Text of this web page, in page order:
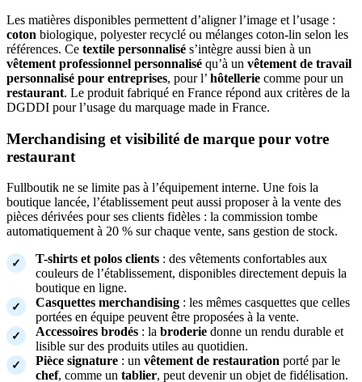
Les matières disponibles permettent d’aligner l’image et l’usage :
coton biologique, polyester recyclé ou mélanges coton-lin selon les
références. Ce textile personnalisé s’intègre aussi bien à un
vêtement professionnel personnalisé qu’à un vêtement de travail
personnalisé pour entreprises, pour l’ hôtellerie comme pour un
restaurant. Le produit fabriqué en France répond aux critères de la
DGDDI pour l’usage du marquage made in France.
Merchandising et visibilité de marque pour votre
restaurant
Fullboutik ne se limite pas à l’équipement interne. Une fois la
boutique lancée, l’établissement peut aussi proposer à la vente des
pièces dérivées pour ses clients fidèles : la commission tombe
automatiquement à 20 % sur chaque vente, sans gestion de stock.
T-shirts et polos clients : des vêtements confortables aux
couleurs de l’établissement, disponibles directement depuis la
boutique en ligne.
Casquettes merchandising : les mêmes casquettes que celles
portées en équipe peuvent être proposées à la vente.
Accessoires brodés : la broderie donne un rendu durable et
lisible sur des produits utiles au quotidien.
Pièce signature : un vêtement de restauration porté par le
chef, comme un tablier, peut devenir un objet de fidélisation.